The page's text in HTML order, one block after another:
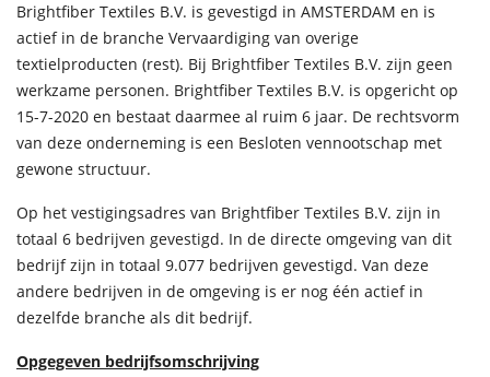
Brightfiber Textiles B.V. is gevestigd in AMSTERDAM en is
actief in de branche Vervaardiging van overige
textielproducten (rest). Bij Brightfiber Textiles B.V. zijn geen
werkzame personen. Brightfiber Textiles B.V. is opgericht op
15-7-2020 en bestaat daarmee al ruim 6 jaar. De rechtsvorm
van deze onderneming is een Besloten vennootschap met
gewone structuur.
Op het vestigingsadres van Brightfiber Textiles B.V. zijn in
totaal 6 bedrijven gevestigd. In de directe omgeving van dit
bedrijf zijn in totaal 9.077 bedrijven gevestigd. Van deze
andere bedrijven in de omgeving is er nog één actief in
dezelfde branche als dit bedrijf.
Opgegeven bedrijfsomschrijving